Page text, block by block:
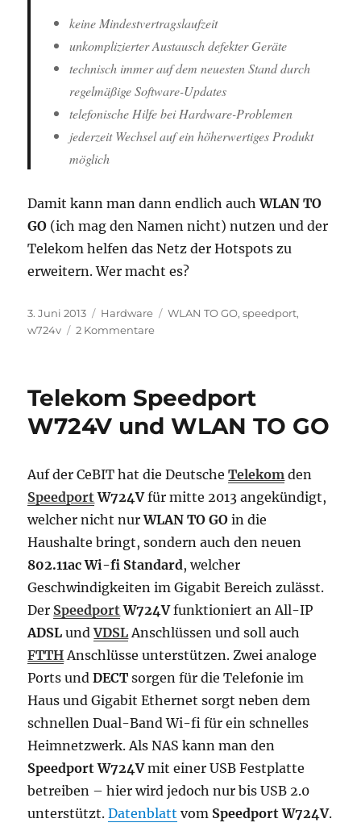
keine Mindestvertragslaufzeit
unkomplizierter Austausch defekter Geräte
technisch immer auf dem neuesten Stand durch
regelmäßige Software-Updates
telefonische Hilfe bei Hardware-Problemen
jederzeit Wechsel auf ein höherwertiges Produkt
möglich
Damit kann man dann endlich auchWLAN TO
GO (ich mag den Namen nicht) nutzen und der
Telekom helfen das Netz der Hotspots zu
erweitern. Wer macht es?
Veröffentlicht
am
3. Juni 2013 Kategorien
Hardware Schlagwörter
WLAN TO GO,speedport,
w724v
2 Kommentarezu
W724V
es
WLAN
TO
GO
Telekom Speedport
W724V und WLAN TO GO
Auf der CeBIT hat die DeutscheTelekom den
SpeedportW724Vfür mitte 2013 angekündigt,
welcher nicht nurWLAN TO GO in die
Haushalte bringt, sondern auch den neuen
802.11ac Wi-fi Standard, welcher
Geschwindigkeiten im Gigabit Bereich zulässt.
Der SpeedportW724Vfunktioniert an All-IP
ADSL undVDSLAnschlüssen und soll auch
FTTHAnschlüsse unterstützen. Zwei analoge
Ports undDECT sorgen für die Telefonie im
Haus und Gigabit Ethernet sorgt neben dem
schnellen Dual-Band Wi-fi für ein schnelles
Heimnetzwerk. Als NAS kann man den
Speedport W724Vmit einer USB Festplatte
betreiben – hier wird jedoch nur bis USB 2.0
unterstützt.Datenblatt vom Speedport W724V.